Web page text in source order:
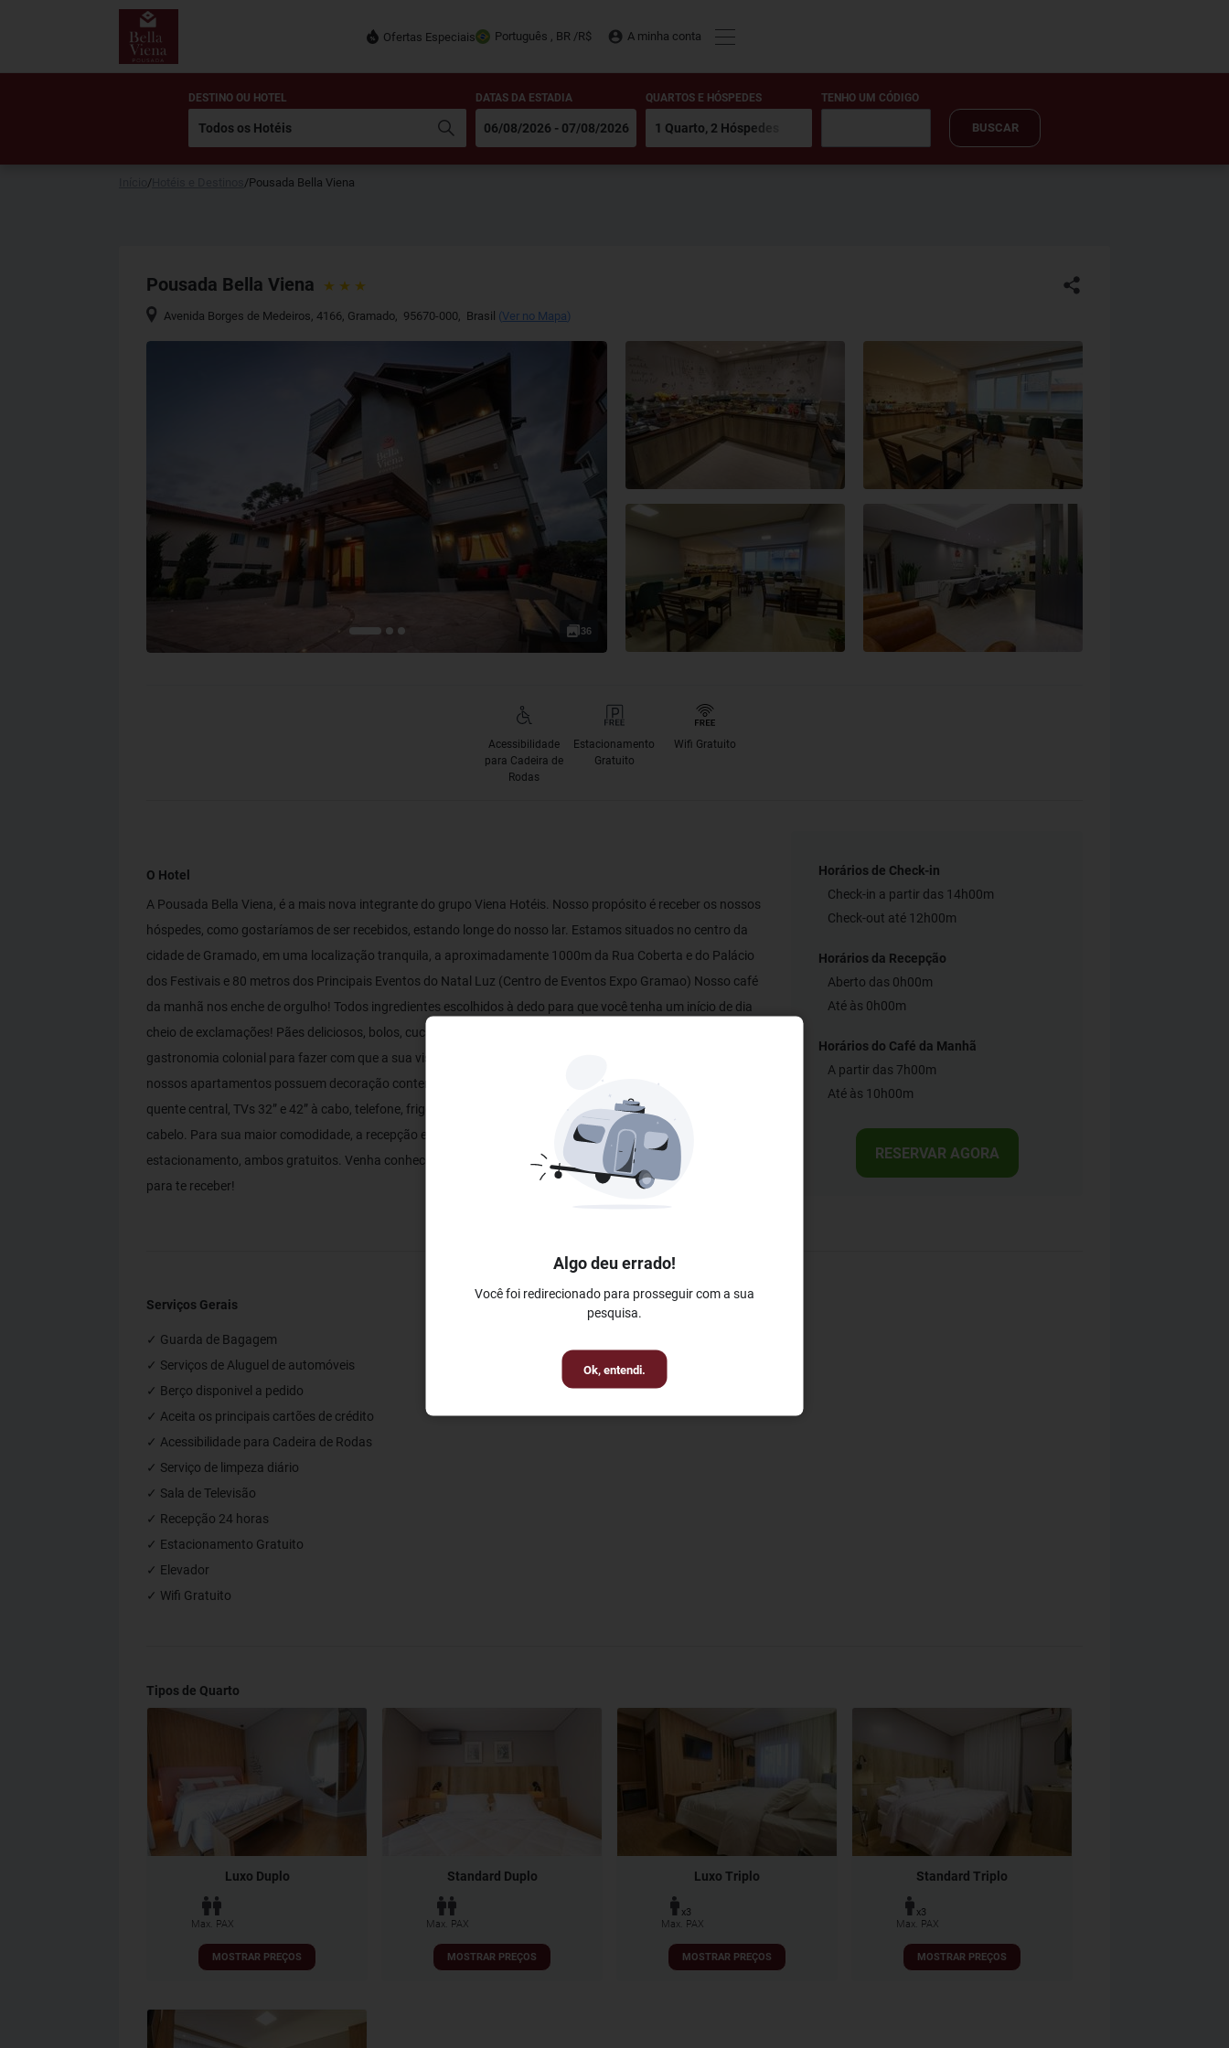
Ofertas Especiais Português , BR /R$ A minha conta
Algo deu errado!
Você foi redirecionado para prosseguir com a sua
pesquisa.
Ok, entendi.
DESTINO OU HOTEL DATAS DA ESTADIA QUARTOS E HÓSPEDES TENHO UM CÓDIGO
BUSCAR
/ /Pousada Bella Viena
Pousada Bella Viena
Avenida Borges de Medeiros, 4166, Gramado, 95670-000, Brasil (Ver no Mapa)
36
Acessibilidade
para Cadeira de
Rodas
Estacionamento
Gratuito
Wifi Gratuito
O Hotel
A Pousada Bella Viena, é a mais nova integrante do grupo Viena Hotéis. Nosso propósito é receber os nossos
hóspedes, como gostaríamos de ser recebidos, estando longe do nosso lar. Estamos situados no centro da
cidade de Gramado, em uma localização tranquila, a aproximadamente 1000m da Rua Coberta e do Palácio
dos Festivais e 80 metros dos Principais Eventos do Natal Luz (Centro de Eventos Expo Gramao) Nosso café
da manhã nos enche de orgulho! Todos ingredientes escolhidos à dedo para que você tenha um início de dia
cheio de exclamações! Pães deliciosos, bolos, cucas, queijos, geleias, frutas e tudo mais que compõem a farta
gastronomia colonial para fazer com que a sua visita à Serra Gaúcha tenha um sabor muito especial! Todos os
nossos apartamentos possuem decoração contemporânea, calefação, ar condicionado quente e frio, água
quente central, TVs 32” e 42” à cabo, telefone, frigobar e banheiro privativo com ducha higiênica e secador de
cabelo. Para sua maior comodidade, a recepção está aberta 24 horas, além de Wi-Fi em toda a pousada e
estacionamento, ambos gratuitos. Venha conhecer as belezas da Serra Gaúcha. Estaremos de braços abertos
para te receber!
Horários de Check-in
Check-in a partir das 14h00m
Check-out até 12h00m
Horários da Recepção
Aberto das 0h00m
Até às 0h00m
Horários do Café da Manhã
A partir das 7h00m
Até às 10h00m
RESERVAR AGORA
Serviços Gerais
✓ Guarda de Bagagem
✓ Serviços de Aluguel de automóveis
✓ Berço disponivel a pedido
✓ Aceita os principais cartões de crédito
✓ Acessibilidade para Cadeira de Rodas
✓ Serviço de limpeza diário
✓ Sala de Televisão
✓ Recepção 24 horas
✓ Estacionamento Gratuito
✓ Elevador
✓ Wifi Gratuito
Tipos de Quarto
Luxo Duplo
Max. PAX
MOSTRAR PREÇOS
Standard Duplo
Max. PAX
MOSTRAR PREÇOS
Luxo Triplo
x3
Max. PAX
MOSTRAR PREÇOS
Standard Triplo
x3
Max. PAX
MOSTRAR PREÇOS